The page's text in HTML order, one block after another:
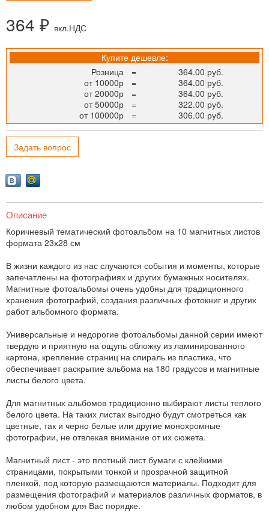
364 ₽ вкл.НДС
Купите дешевле:
Розница
=
364.00 руб.
от 10000р
=
364.00 руб.
от 20000р
=
364.00 руб.
от 50000р
=
322.00 руб.
от 100000р
= 306.00 руб.
Задать вопрос
Описание
Коричневый тематический фотоальбом на 10 магнитных листов
формата 23х28 см
В жизни каждого из нас случаются события и моменты, которые
запечатлены на фотографиях и других бумажных носителях.
Магнитные фотоальбомы очень удобны для традиционного
хранения фотографий, создания различных фотокниг и других
работ альбомного формата.
Универсальные и недорогие фотоальбомы данной серии имеют
твердую и приятную на ощупь обложку из ламинированного
картона, крепление страниц на спираль из пластика, что
обеспечивает раскрытие альбома на 180 градусов и магнитные
листы белого цвета.
Для магнитных альбомов традиционно выбирают листы теплого
белого цвета. На таких листах выгодно будут смотреться как
цветные, так и черно белые или другие монохромные
фотографии, не отвлекая внимание от их сюжета.
Магнитный лист - это плотный лист бумаги с клейкими
страницами, покрытыми тонкой и прозрачной защитной
пленкой, под которую размещаются материалы. Подходит для
размещения фотографий и материалов различных форматов, в
любом удобном для Вас порядке.